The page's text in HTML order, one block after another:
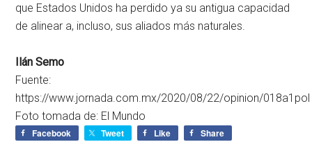
que Estados Unidos ha perdido ya su antigua capacidad
de alinear a, incluso, sus aliados más naturales.
Ilán Semo
Fuente:
https://www.jornada.com.mx/2020/08/22/opinion/018a1pol
Foto tomada de: El Mundo
Facebook Tweet Like
Share